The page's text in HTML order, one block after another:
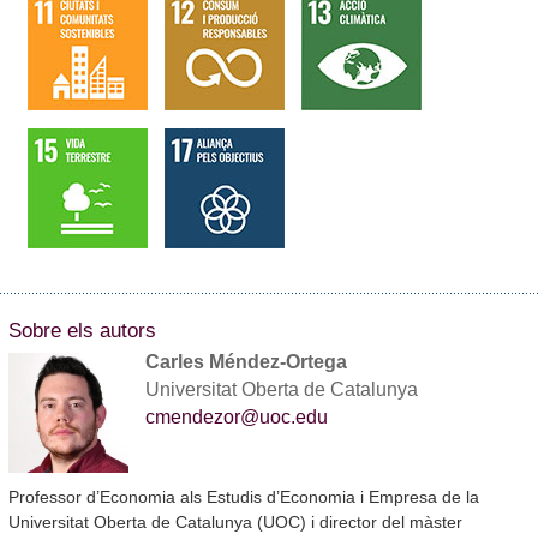
Sobre els autors
Carles Méndez-Ortega
Universitat Oberta de Catalunya
cmendezor@uoc.edu
Professor d’Economia als Estudis d’Economia i Empresa de la
Universitat Oberta de Catalunya (UOC) i director del màster